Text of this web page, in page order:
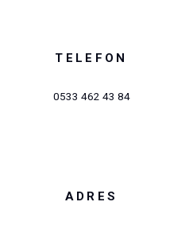
TELEFON
0533 462 43 84
ADRES